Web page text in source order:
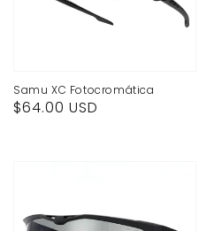
Samu XC Fotocromática
Precio
$64.00 USD